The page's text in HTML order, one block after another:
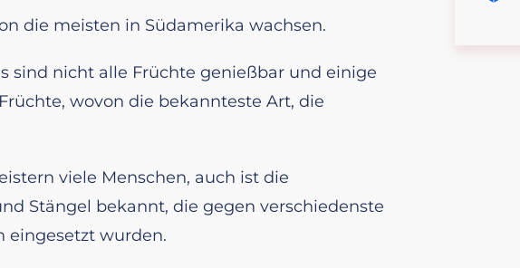
die meisten in Südamerika wachsen.
sind nicht alle Früchte genießbar und einige
wovon die bekannteste Art, die
viele Menschen, auch ist die
Stängel bekannt, die gegen verschiedenste
eingesetzt wurden.